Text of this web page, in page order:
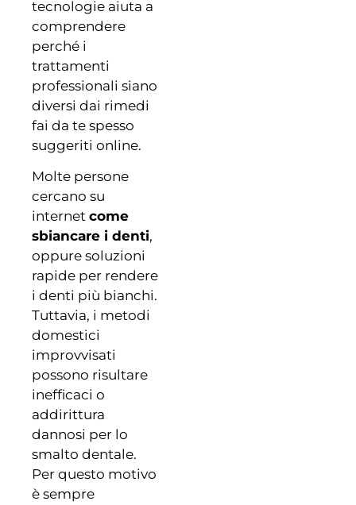
tecnologie aiuta a
comprendere
perché i
trattamenti
professionali siano
diversi dai rimedi
fai da te spesso
suggeriti online.
Molte persone
cercano su
internet come
sbiancare i denti,
oppure soluzioni
rapide per rendere
i denti più bianchi.
Tuttavia, i metodi
domestici
improvvisati
possono risultare
inefficaci o
addirittura
dannosi per lo
smalto dentale.
Per questo motivo
è sempre